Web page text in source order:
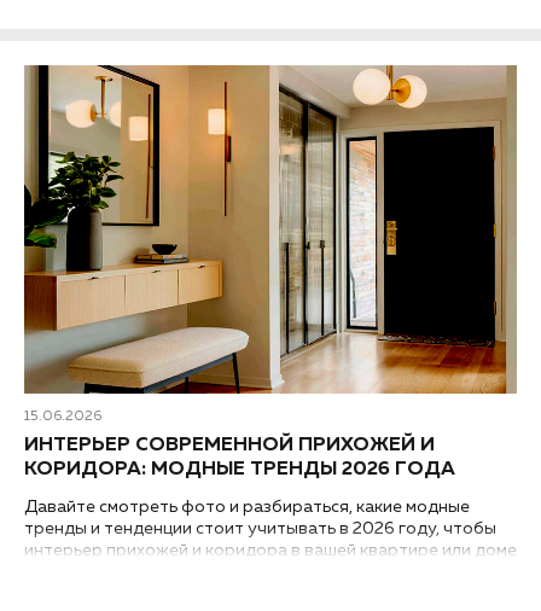
15.06.2026
ИНТЕРЬЕР СОВРЕМЕННОЙ ПРИХОЖЕЙ И
КОРИДОРА: МОДНЫЕ ТРЕНДЫ 2026 ГОДА
Давайте смотреть фото и разбираться, какие модные
тренды и тенденции стоит учитывать в 2026 году, чтобы
интерьер прихожей и коридора в вашей квартире или доме